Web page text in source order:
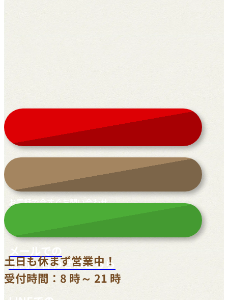
お電話で今すぐお問い合わせ
メールでの
お問い合わせはこちら
土日も休まず営業中！
受付時間：8 時～ 21 時